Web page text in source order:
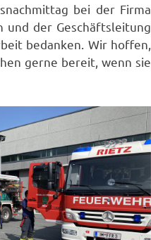
bei der Firma
und der Geschäftsleitung
bedanken. Wir hoffen,
gerne bereit, wenn sie